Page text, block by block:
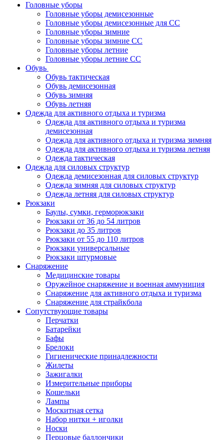
Головные уборы
Головные уборы демисезонные
Головные уборы демисезонные для СС
Головные уборы зимние
Головные уборы зимние СС
Головные уборы летние
Головные уборы летние СС
Обувь
Обувь тактическая
Обувь демисезонная
Обувь зимняя
Обувь летняя
Одежда для активного отдыха и туризма
Одежда для активного отдыха и туризма
демисезонная
Одежда для активного отдыха и туризма зимняя
Одежда для активного отдыха и туризма летняя
Одежда тактическая
Одежда для силовых структур
Одежда демисезонная для силовых структур
Одежда зимняя для силовых структур
Одежда летняя для силовых структур
Рюкзаки
Баулы, сумки, герморюкзаки
Рюкзаки от 36 до 54 литров
Рюкзаки до 35 литров
Рюкзаки от 55 до 110 литров
Рюкзаки универсальные
Рюкзаки штурмовые
Снаряжение
Медицинские товары
Оружейное снаряжение и военная аммуниция
Снаряжение для активного отдыха и туризма
Снаряжение для страйкбола
Сопутствующие товары
Перчатки
Батарейки
Бафы
Брелоки
Гигиенические принадлежности
Жилеты
Зажигалки
Измерительные приборы
Кошельки
Лампы
Москитная сетка
Набор нитки + иголки
Носки
Перцовые баллончики